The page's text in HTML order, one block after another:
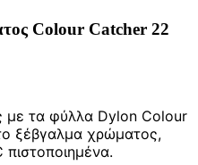
Colour Catcher 22
με τα φύλλα Dylon Colour
ξέβγαλμα χρώματος,
πιστοποιημένα.